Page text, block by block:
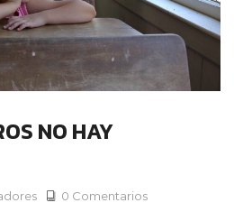
NO HAY
0 Comentarios